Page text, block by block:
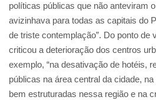
políticas públicas que não anteviram
avizinhava para todas as capitais do
de triste contemplação”. Do ponto de
criticou a deterioração dos centros
exemplo, “na desativação de hotéis,
públicas na área central da cidade,
bem estruturadas nessa região e na